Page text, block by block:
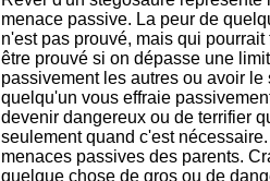
menace passive. La peur de
n'est pas prouvé, mais qui pourrait
être prouvé si on dépasse une
passivement les autres ou avoir le
quelqu'un vous effraie
devenir dangereux ou de terrifier
seulement quand c'est
menaces passives des parents.
quelque chose de gros ou de